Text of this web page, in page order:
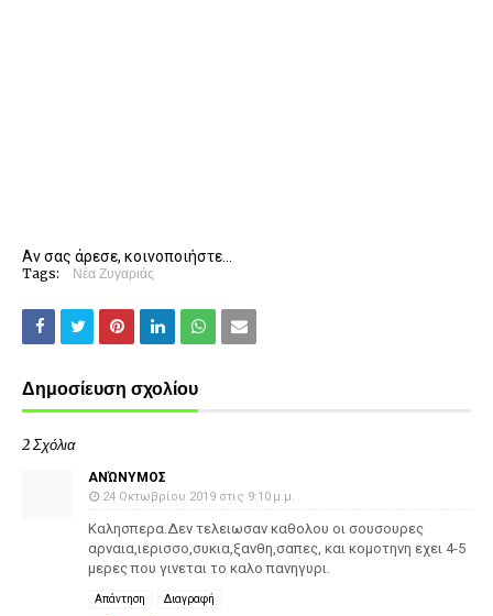
Αν σας άρεσε, κοινοποιήστε...
Tags: Νέα Ζυγαριάς
Δημοσίευση σχολίου
2 Σχόλια
ΑΝΏΝΥΜΟΣ
24 Οκτωβρίου 2019 στις 9:10 μ.μ.
Καλησπερα.Δεν τελειωσαν καθολου οι σουσουρες
αρναια,ιερισσο,συκια,ξανθη,σαπες, και κομοτηνη εχει 4-5
μερες που γινεται το καλο πανηγυρι.
Απάντηση Διαγραφή